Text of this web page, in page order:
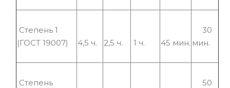
Степень 1
(ГОСТ 19007)
4,5 ч. 2,5 ч. 1 ч. 45 мин.
30
мин.
Степень
50